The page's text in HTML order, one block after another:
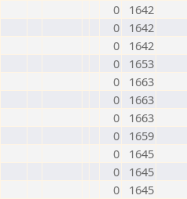
0
1642
0
1642
0
1642
0
1653
0
1663
0
1663
0
1663
0
1659
0
1645
0
1645
0
1645